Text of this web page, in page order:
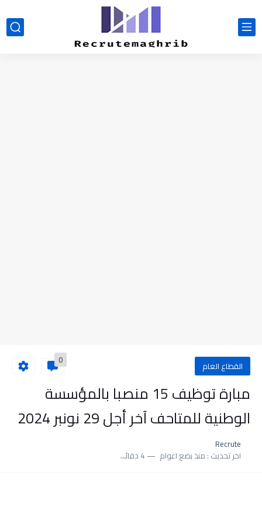
القطاع العام 0
مبارة توظيف 15 منصبا بالمؤسسة
الوطنية للمتاحف آخر أجل 29 نونبر 2024
Recrute
اخر تحديث : منذ بضع اعوام 4 دقائق للقراءة